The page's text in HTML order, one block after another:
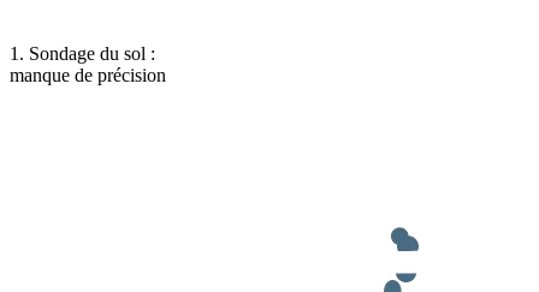
1. Sondage du sol :
manque de précision